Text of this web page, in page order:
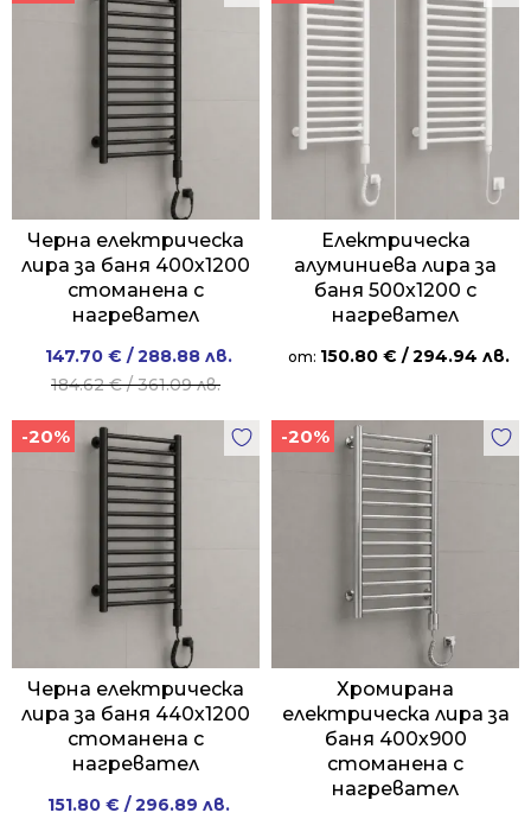
/
343.97 лв..
/
275.19 лв..
Черна електрическа
лира за баня 400х1200
стоманена с
нагревател
184.62€/ 361.09 лв.
Original
price
184.62 €
/
361.09 лв..
147.70 € / 288.88 лв.
Current
price
147.70 €
/
288.88 лв..
Електрическа
алуминиева лира за
баня 500х1200 с
нагревател
от: 150.80 € / 294.94 лв.
-20%
Черна електрическа
лира за баня 440х1200
стоманена с
нагревател
Original
151.80 € / 296.89 лв.
Current
-20%
Хромирана
електрическа лира за
баня 400х900
стоманена с
нагревател